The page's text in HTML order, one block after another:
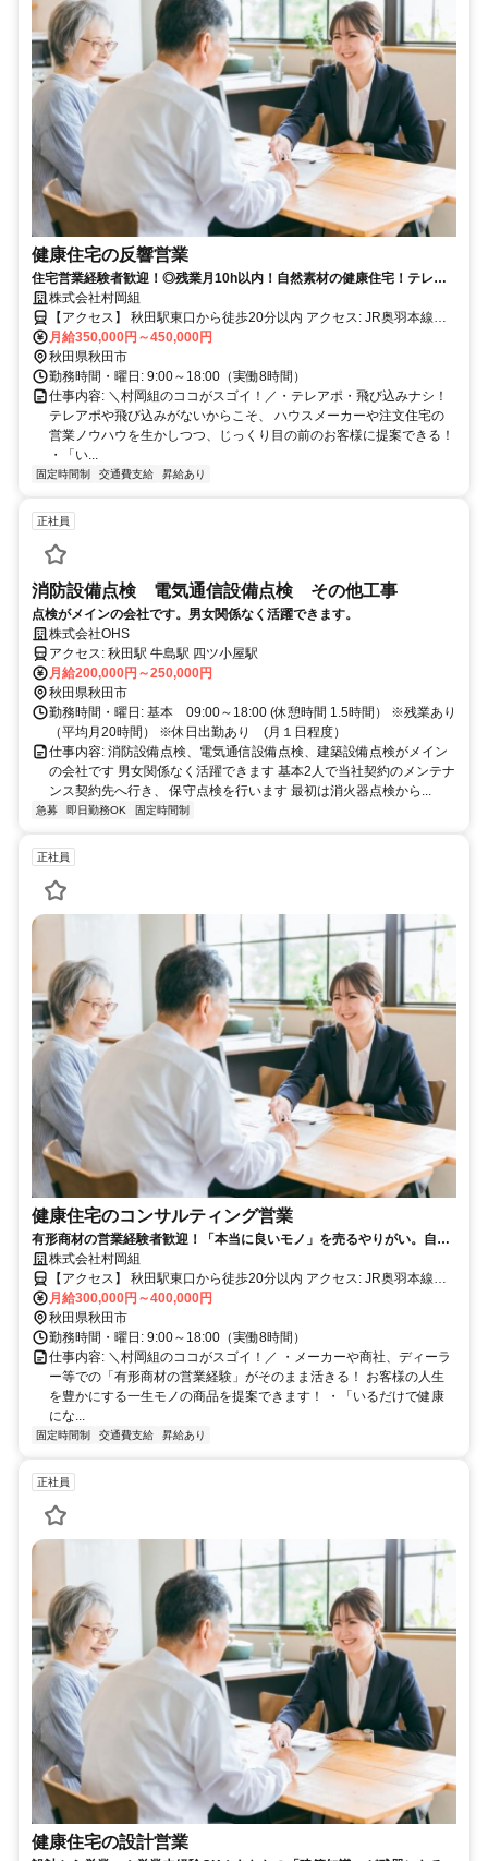
健康住宅の反響営業
住宅営業経験者歓迎！◎残業月10h以内！自然素材の健康住宅！テレア
ポ・飛び込み一切なし！完全反響営業！
株式会社村岡組
【アクセス】 秋田駅東口から徒歩20分以内 アクセス: JR奥羽本線
「四ツ小屋駅」より車で約5分、または「秋田駅」より車で約15分
（バスの場合：秋田駅東口バスターミナルより秋田中央交通バス「御
所野線」乗車、「御所野小学校前」バス停下車徒歩約3分）
月給350,000円～450,000円
秋田県秋田市
勤務時間・曜日: 9:00～18:00（実働8時間）
仕事内容: ＼村岡組のココがスゴイ！／・テレアポ・飛び込みナシ！
テレアポや飛び込みがないからこそ、 ハウスメーカーや注文住宅の
営業ノウハウを生かしつつ、じっくり目の前のお客様に提案できる！
・「い...
固定時間制 交通費支給 昇給あり
正社員
消防設備点検 電気通信設備点検 その他工事
点検がメインの会社です。男女関係なく活躍できます。
株式会社OHS
アクセス: 秋田駅 牛島駅 四ツ小屋駅
月給200,000円～250,000円
秋田県秋田市
勤務時間・曜日: 基本 09:00～18:00 (休憩時間 1.5時間） ※残業あり
（平均月20時間） ※休日出勤あり (月１日程度）
仕事内容: 消防設備点検、電気通信設備点検、建築設備点検がメイン
の会社です 男女関係なく活躍できます 基本2人で当社契約のメンテナ
ンス契約先へ行き、 保守点検を行います 最初は消火器点検から...
急募 即日勤務OK 固定時間制
正社員
健康住宅のコンサルティング営業
有形商材の営業経験者歓迎！「本当に良いモノ」を売るやりがい。自然
素材の健康住宅！／完全反響営業・飛び込みナシ／残業月10h以内！
株式会社村岡組
【アクセス】 秋田駅東口から徒歩20分以内 アクセス: JR奥羽本線
「四ツ小屋駅」より車で約5分、または「秋田駅」より車で約15分
（バスの場合：秋田駅東口バスターミナルより秋田中央交通バス「御
所野線」乗車、「御所野小学校前」バス停下車徒歩約3分）
月給300,000円～400,000円
秋田県秋田市
勤務時間・曜日: 9:00～18:00（実働8時間）
仕事内容: ＼村岡組のココがスゴイ！／ ・メーカーや商社、ディーラ
ー等での「有形商材の営業経験」がそのまま活きる！ お客様の人生
を豊かにする一生モノの商品を提案できます！ ・「いるだけで健康
にな...
固定時間制 交通費支給 昇給あり
正社員
健康住宅の設計営業